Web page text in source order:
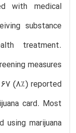
with medical
substance
treatment.
measures
(8%) reported
card. Most
marijuana